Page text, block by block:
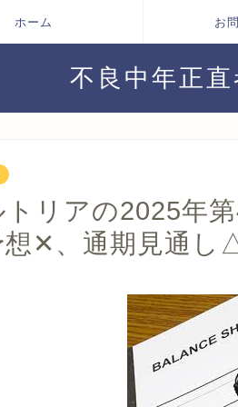
ホーム お
不良中年正
トリアの2025年
想✕、通期見通し